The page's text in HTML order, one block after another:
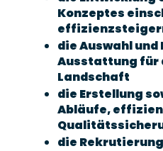
Konzeptes
die Auswahl
Ausstattung für
Landschaft
die Erstellung
Abläufe,
die